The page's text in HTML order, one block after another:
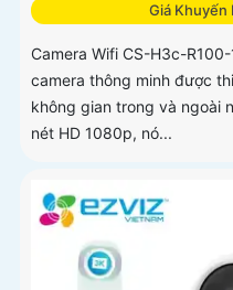
Giá Khuyến
Camera Wifi CS-H3c-
camera thông minh được
không gian trong và ngoài
nét HD 1080p, nó...